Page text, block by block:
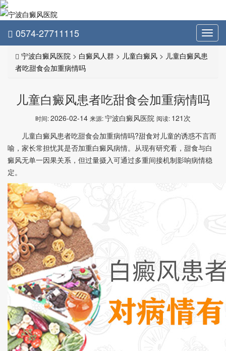
0574-27711115
宁波白癜风医院 > 白癜风人群 > 儿童白癜风 > 儿童白癜风患
者吃甜食会加重病情吗
儿童白癜风患者吃甜食会加重病情吗
时间:2026-02-14 来源:宁波白癜风医院 阅读: 121次
儿童白癜风患者吃甜食会加重病情吗?甜食对儿童的诱惑不言而
喻，家长常担忧其是否加重白癜风病情。从现有研究看，甜食与白
癜风无单一因果关系，但过量摄入可通过多重间接机制影响病情稳
定。